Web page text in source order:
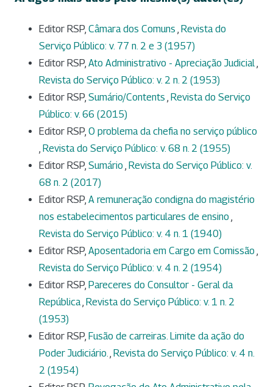
Editor RSP, Câmara dos Comuns , Revista do
Serviço Público: v. 77 n. 2 e 3 (1957)
Editor RSP, Ato Administrativo - Apreciação Judicial,
Revista do Serviço Público: v. 2 n. 2 (1953)
Editor RSP, Sumário/Contents , Revista do Serviço
Público: v. 66 (2015)
Editor RSP, O problema da chefia no serviço público
, Revista do Serviço Público: v. 68 n. 2 (1955)
Editor RSP, Sumário , Revista do Serviço Público: v.
68 n. 2 (2017)
Editor RSP, A remuneração condigna do magistério
nos estabelecimentos particulares de ensino ,
Revista do Serviço Público: v. 4 n. 1 (1940)
Editor RSP, Aposentadoria em Cargo em Comissão ,
Revista do Serviço Público: v. 4 n. 2 (1954)
Editor RSP, Pareceres do Consultor - Geral da
República, Revista do Serviço Público: v. 1 n. 2
(1953)
Editor RSP, Fusão de carreiras. Limite da ação do
Poder Judiciário., Revista do Serviço Público: v. 4 n.
2 (1954)